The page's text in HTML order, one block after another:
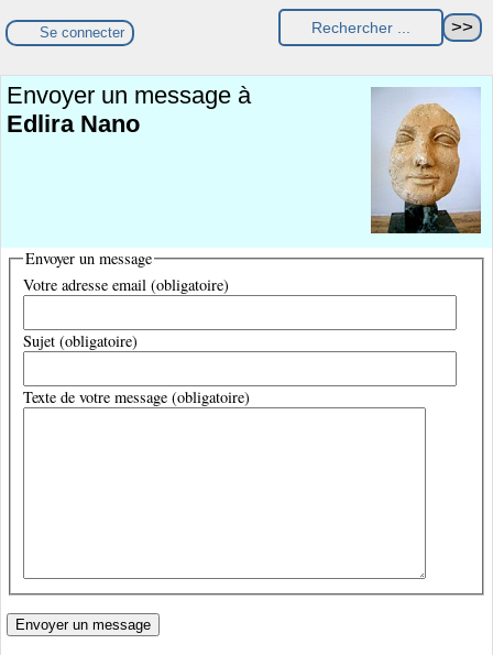
Se connecter
Envoyer un message à
Edlira Nano
Envoyer un message
Votre adresse email (obligatoire)
Sujet (obligatoire)
Texte de votre message (obligatoire)